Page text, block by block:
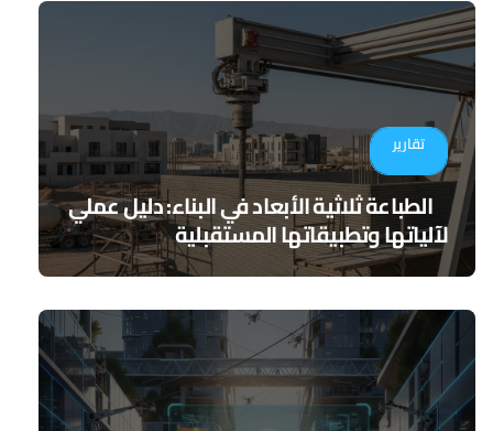
تقارير
الطباعة ثلاثية الأبعاد في البناء: دليل عملي
لآلياتها وتطبيقاتها المستقبلية